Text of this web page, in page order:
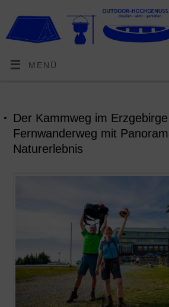
MENÜ
Der Kammweg im
Fernwanderweg mit
Naturerlebnis